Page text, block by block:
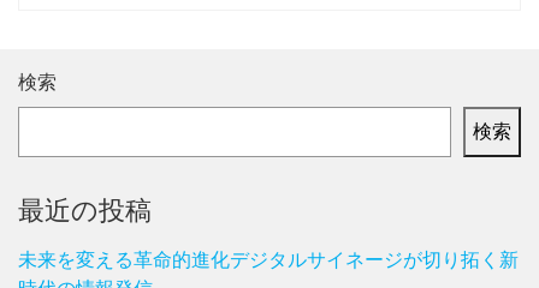
検索
検索
最近の投稿
未来を変える革命的進化デジタルサイネージが切り拓く新